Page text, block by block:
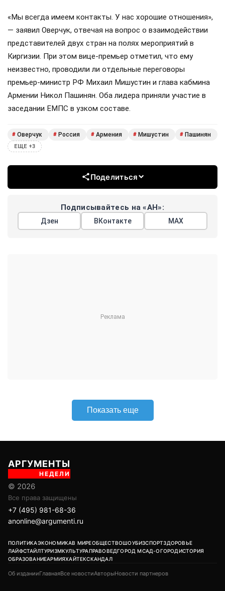
«Мы всегда имеем контакты. У нас хорошие отношения»,
— заявил Оверчук, отвечая на вопрос о взаимодействии
представителей двух стран на полях мероприятий в
Киргизии. При этом вице-премьер отметил, что ему
неизвестно, проводили ли отдельные переговоры
премьер-министр РФ Михаил Мишустин и глава кабмина
Армении Никол Пашинян. Оба лидера приняли участие в
заседании ЕМПС в узком составе.
# Оверчук # Россия # Армения # Мишустин # Пашинян
ЕЩЕ +3
Поделиться
Подписывайтесь на «АН»:
Дзен ВКонтакте МАХ
В МИРЕОБЩЕСТВО ШОУБИЗ
ГОРОД М
Адрес редакции: Москва, ул. Тверская, д. 8/2 стр. 1
Учредитель: ООО «ИЦТ и ИЭТ»
Издатель: ООО «Медианет»
Главный редактор печатной версии: Угланов Андрей Иванович
Главный редактор сетевого издания (сайта): Вавилов Андрей
Адрес редакции: 119002, г. Москва, ул. Арбат, д. 29, 1-й этаж, пом. IV,
комн. 2
Возрастная категория сайта: 18+